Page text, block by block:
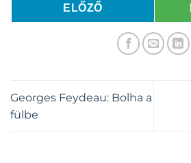
ELŐZŐ
Georges Feydeau: Bolha a
fülbe